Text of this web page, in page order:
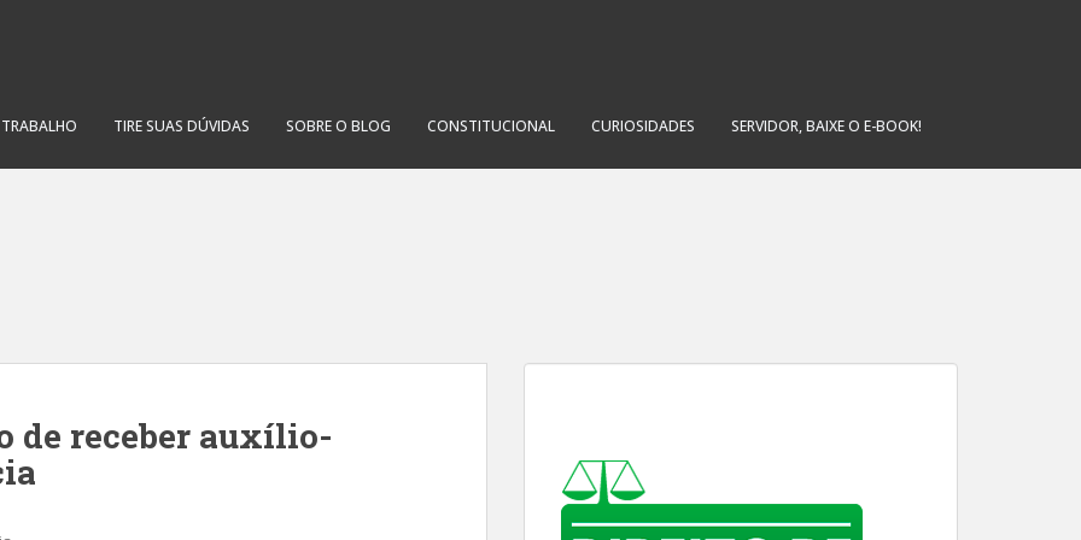
TIRE SUAS DÚVIDAS SOBRE O BLOG CONSTITUCIONAL CURIOSIDADES SERVIDOR, BAIXE O E-BOOK!
de receber auxílio-